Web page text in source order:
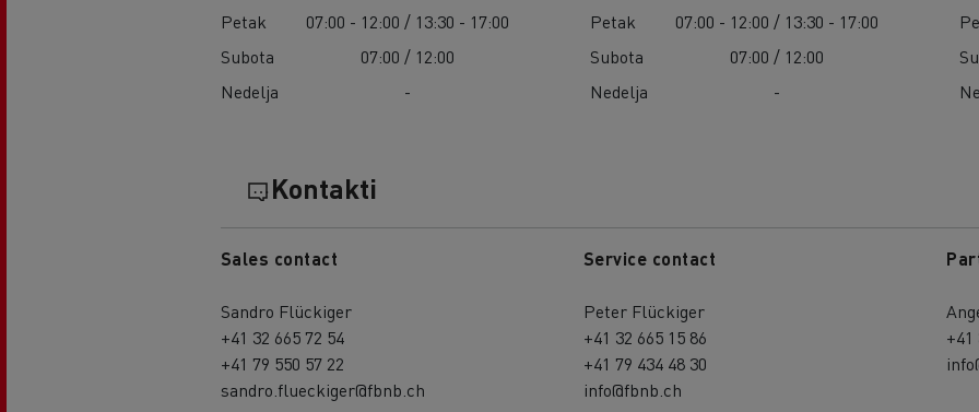
Petak
07:00 - 12:00 / 13:30 - 17:00
Subota
07:00 / 12:00
Nedelja
-
Petak
07:00 - 12:00 / 13:30 - 17:00
Subota
07:00 / 12:00
Nedelja
-
Kontakti
Sales contact
Sandro Flückiger
+41 32 665 72 54
+41 79 550 57 22
sandro.flueckiger@fbnb.ch
Service contact
Peter Flückiger
+41 32 665 15 86
+41 79 434 48 30
info@fbnb.ch
+41